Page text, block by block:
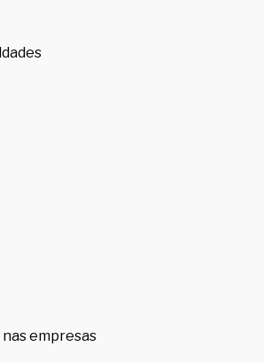
empresas